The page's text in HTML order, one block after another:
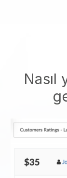
Nasıl